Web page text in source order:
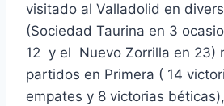
visitado al Valladolid en
(Sociedad Taurina en 3
12 y el Nuevo Zorrilla en 23)
partidos en Primera ( 14
empates y 8 victorias